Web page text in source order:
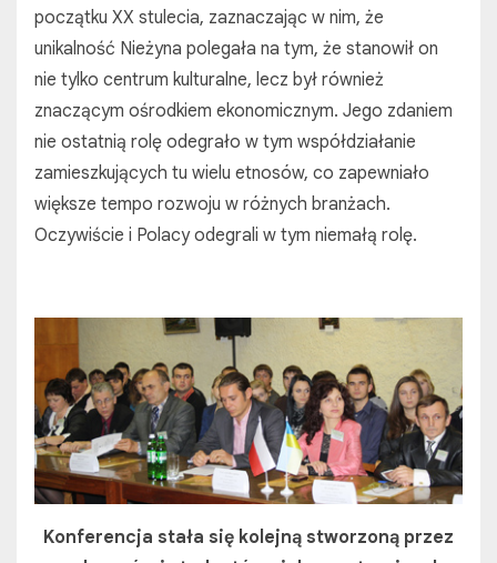
początku ХХ stulecia, zaznaczając w nim, że
unikalność Nieżyna polegała na tym, że stanowił on
nie tylko centrum kulturalne, lecz był również
znaczącym ośrodkiem ekonomicznym. Jego zdaniem
nie ostatnią rolę odegrało w tym współdziałanie
zamieszkujących tu wielu etnosów, co zapewniało
większe tempo rozwoju w różnych branżach.
Oczywiście i Polacy odegrali w tym niemałą rolę.
Konferencja stała się kolejną stworzoną przez